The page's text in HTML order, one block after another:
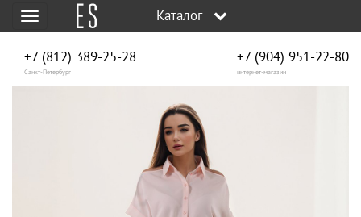
Меню Каталог
+7 (812) 389-25-28
Санкт-Петербург
+7 (904) 951‑22‑80
интернет-магазин